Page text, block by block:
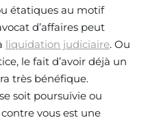
étatiques au motif
d’affaires peut
liquidation judiciaire. Ou
le fait d’avoir déjà un
très bénéfique.
soit poursuivie ou
vous est une